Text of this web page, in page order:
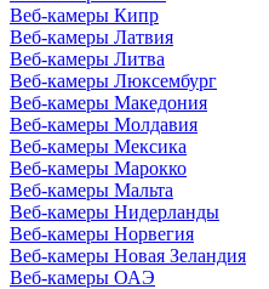
Веб-камеры Кипр
Веб-камеры Латвия
Веб-камеры Литва
Веб-камеры Люксембург
Веб-камеры Македония
Веб-камеры Молдавия
Веб-камеры Мексика
Веб-камеры Марокко
Веб-камеры Мальта
Веб-камеры Нидерланды
Веб-камеры Норвегия
Веб-камеры Новая Зеландия
Веб-камеры ОАЭ